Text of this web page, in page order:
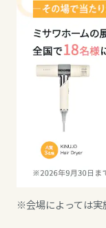
※会場によっては実
高知県
九州エリア
佐賀県
長崎県